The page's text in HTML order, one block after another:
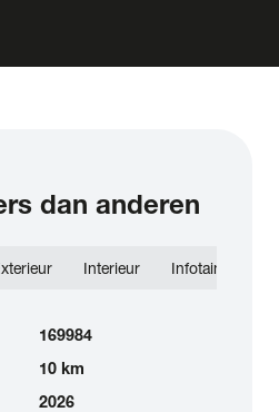
dan anderen
Interieur Infotainment
169984
10 km
2026